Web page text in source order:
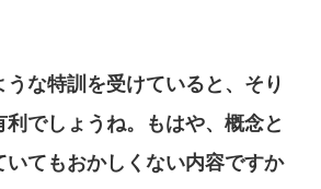
な特訓を受けていると、そり
利でしょうね。もはや、概念と
いてもおかしくない内容ですか